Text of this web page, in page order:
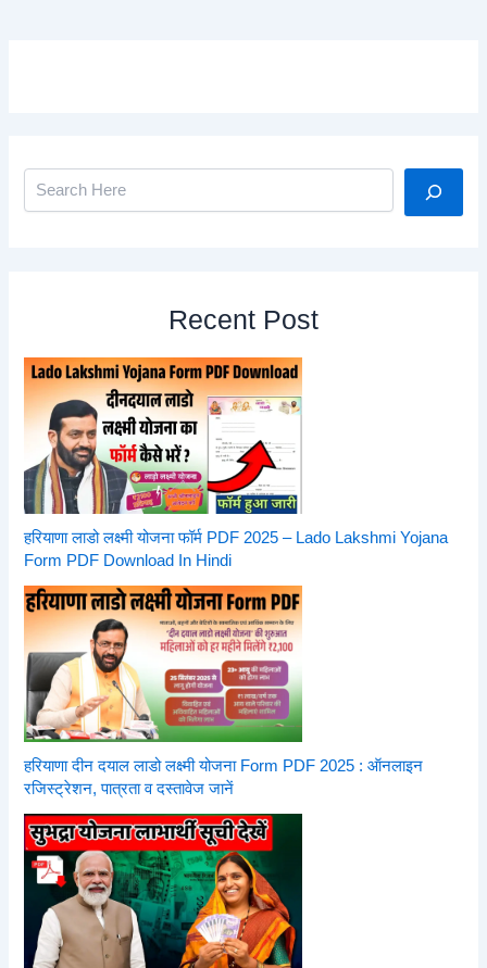
Recent Post
हरियाणा लाडो लक्ष्मी योजना फॉर्म PDF 2025 – Lado Lakshmi Yojana
Form PDF Download In Hindi
हरियाणा दीन दयाल लाडो लक्ष्मी योजना Form PDF 2025 : ऑनलाइन
रजिस्ट्रेशन, पात्रता व दस्तावेज जानें